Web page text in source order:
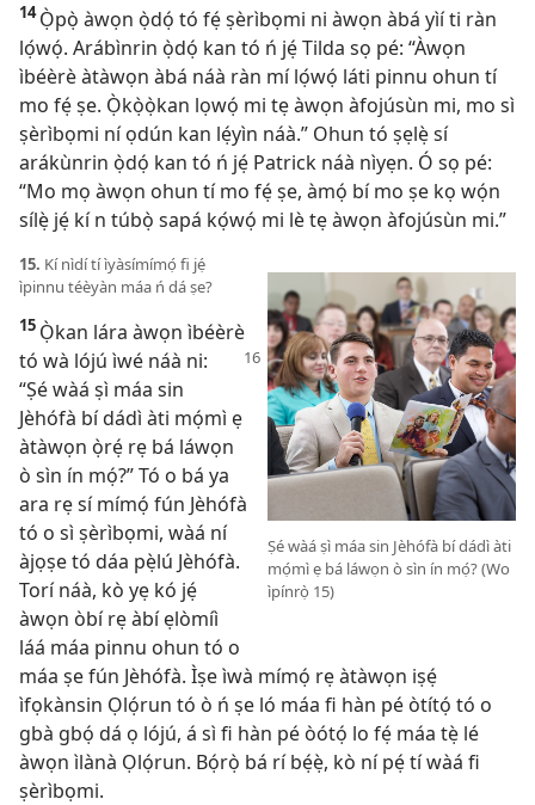
14Ọ̀pọ̀ àwọn ọ̀dọ́ tó fẹ́ ṣèrìbọmi ni àwọn àbá yìí ti ràn
lọ́wọ́. Arábìnrin ọ̀dọ́ kan tó ń jẹ́ Tilda sọ pé: “Àwọn
ìbéèrè àtàwọn àbá náà ràn mí lọ́wọ́ láti pinnu ohun tí
mo fẹ́ ṣe. Ọ̀kọ̀ọ̀kan lọwọ́ mi tẹ àwọn àfojúsùn mi, mo sì
ṣèrìbọmi ní ọdún kan lẹ́yìn náà.” Ohun tó ṣẹlẹ̀ sí
arákùnrin ọ̀dọ́ kan tó ń jẹ́ Patrick náà nìyẹn. Ó sọ pé:
“Mo mọ àwọn ohun tí mo fẹ́ ṣe, àmọ́ bí mo ṣe kọ wọ́n
sílẹ̀ jẹ́ kí n túbọ̀ sapá kọ́wọ́ mi lè tẹ àwọn àfojúsùn mi.”
Ṣé wàá ṣì máa sin Jèhófà bí dádì àti
mọ́mì ẹ bá láwọn ò sìn ín mọ́? (Wo
ìpínrọ̀ 15)
15. Kí nìdí tí ìyàsímímọ́ fi jẹ́
ìpinnu téèyàn máa ń dá ṣe?
15 Ọ̀kan lára àwọn ìbéèrè
tó wà lójú ìwé náà ni:
“Ṣé wàá ṣì máa sin
Jèhófà bí dádì àti mọ́mì ẹ
àtàwọn ọ̀rẹ́ rẹ bá láwọn
ò sìn ín mọ́?” Tó o bá ya
ara rẹ sí mímọ́ fún Jèhófà
tó o sì ṣèrìbọmi, wàá ní
àjọṣe tó dáa pẹ̀lú Jèhófà.
Torí náà, kò yẹ kó jẹ́
àwọn òbí rẹ àbí ẹlòmíì
láá máa pinnu ohun tó o
máa ṣe fún Jèhófà. Ìṣe ìwà mímọ́ rẹ àtàwọn iṣẹ́
ìfọkànsin Ọlọ́run tó ò ń ṣe ló máa fi hàn pé òtítọ́ tó o
gbà gbọ́ dá ọ lójú, á sì fi hàn pé òótọ́ lo fẹ́ máa tẹ̀ lé
àwọn ìlànà Ọlọ́run. Bọ́rọ̀ bá rí bẹ́ẹ̀, kò ní pẹ́ tí wàá fi
ṣèrìbọmi.